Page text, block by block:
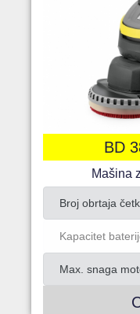
BD
Mašina
Broj obrtaja
Kapacitet
Max. snaga